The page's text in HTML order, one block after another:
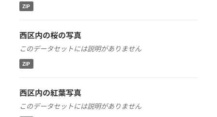
ZIP
西区内の桜の写真
このデータセットには説明がありません
ZIP
西区内の紅葉写真
このデータセットには説明がありません